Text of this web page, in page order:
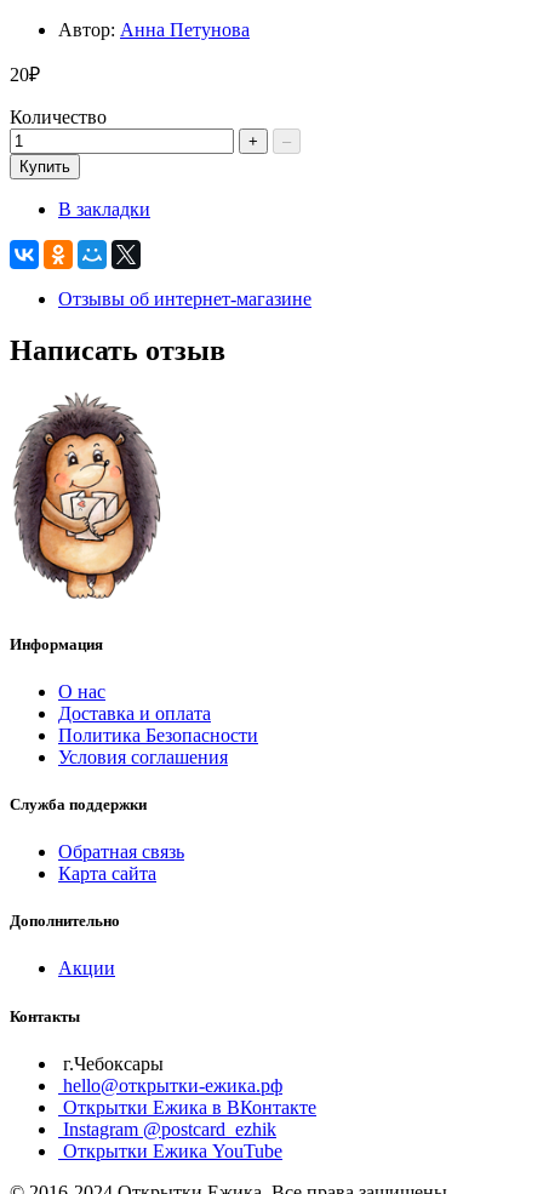
Автор: Анна Петунова
20₽
Количество
+
–
Купить
В закладки
Отзывы об интернет-магазине
Написать отзыв
Информация
О нас
Доставка и оплата
Политика Безопасности
Условия соглашения
Служба поддержки
Обратная связь
Карта сайта
Дополнительно
Акции
Контакты
г.Чебоксары
hello@открытки-ежика.рф
Открытки Ежика в ВКонтакте
Instagram @postcard_ezhik
Открытки Ежика YouTube